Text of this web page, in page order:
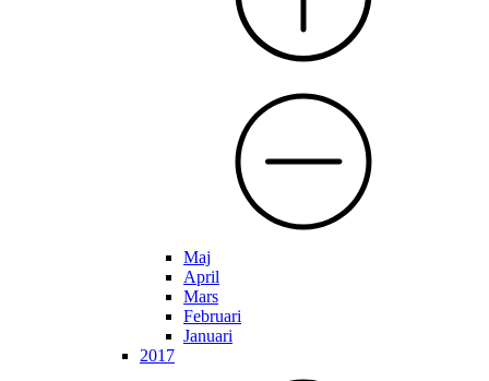
Maj
April
Mars
Februari
Januari
2017